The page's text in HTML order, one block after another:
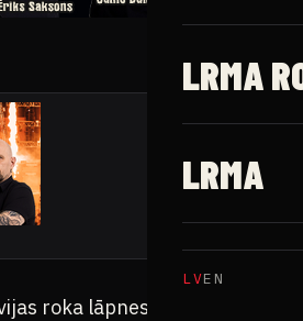
LRMA
LRMA
LVEN
roka lāpnesis Jānis